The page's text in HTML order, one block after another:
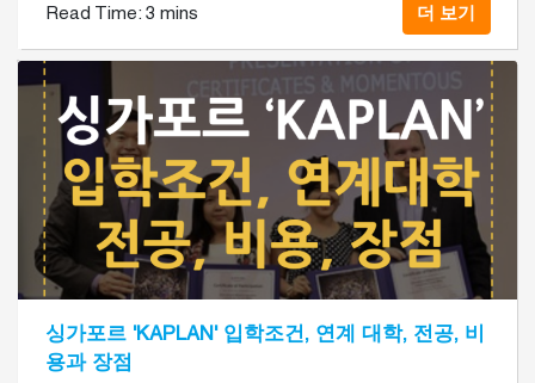
Read Time: 3 mins 더 보기
싱가포르 'KAPLAN' 입학조건, 연계 대학, 전공, 비
용과 장점